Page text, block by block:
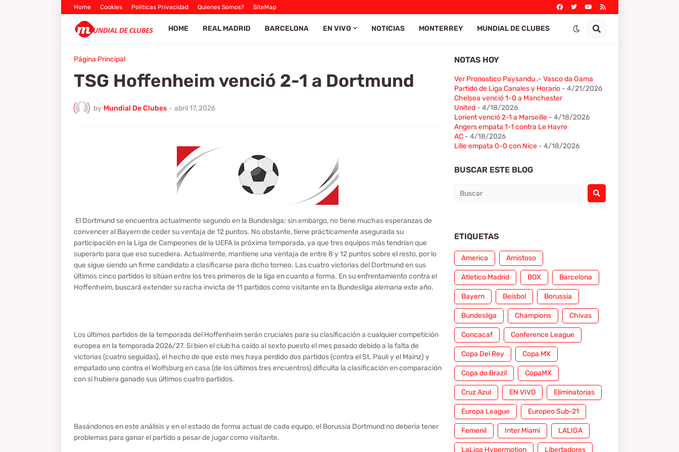
Home Cookies Politicas Privacidad Quienes Somos? SiteMap
HOME REAL MADRID BARCELONA EN VIVO NOTICIAS MONTERREY MUNDIAL DE CLUBES
Página Principal
TSG Hoffenheim venció 2-1 a Dortmund
by Mundial De Clubes - abril 17, 2026
El Dortmund se encuentra actualmente segundo en la Bundesliga; sin embargo, no tiene muchas esperanzas de
convencer al Bayern de ceder su ventaja de 12 puntos. No obstante, tiene prácticamente asegurada su
participación en la Liga de Campeones de la UEFA la próxima temporada, ya que tres equipos más tendrían que
superarlo para que eso sucediera. Actualmente, mantiene una ventaja de entre 8 y 12 puntos sobre el resto, por lo
que sigue siendo un firme candidato a clasificarse para dicho torneo. Las cuatro victorias del Dortmund en sus
últimos cinco partidos lo sitúan entre los tres primeros de la liga en cuanto a forma. En su enfrentamiento contra el
Hoffenheim, buscará extender su racha invicta de 11 partidos como visitante en la Bundesliga alemana este año.
Los últimos partidos de la temporada del Hoffenheim serán cruciales para su clasificación a cualquier competición
europea en la temporada 2026/27. Si bien el club ha caído al sexto puesto el mes pasado debido a la falta de
victorias (cuatro seguidas), el hecho de que este mes haya perdido dos partidos (contra el St. Pauli y el Mainz) y
empatado uno contra el Wolfsburg en casa (de los últimos tres encuentros) dificulta la clasificación en comparación
con si hubiera ganado sus últimos cuatro partidos.
Basándonos en este análisis y en el estado de forma actual de cada equipo, el Borussia Dortmund no debería tener
problemas para ganar el partido a pesar de jugar como visitante.
NOTAS HOY
Ver Pronostico Paysandu .- Vasco da Gama
Partido de Liga Canales y Horario- 4/21/2026
Chelsea venció 1-0 a Manchester
United- 4/18/2026
Lorient venció 2-1 a Marseille- 4/18/2026
Angers empata 1-1 contra Le Havre
AC- 4/18/2026
Lille empata 0-0 con Nice- 4/18/2026
BUSCAR ESTE BLOG
ETIQUETAS
America Amistoso
Atletico Madrid BOX Barcelona
Bayern Beisbol Borussia
Bundesliga Champions Chivas
Concacaf Conference League
Copa Del Rey Copa MX
Copa do Brazil CopaMX
Cruz Azul EN VIVO Eliminatorias
Europa League Europeo Sub-21
Femenil Inter Miami LALIGA
LaLiga Hypermotion Libertadores